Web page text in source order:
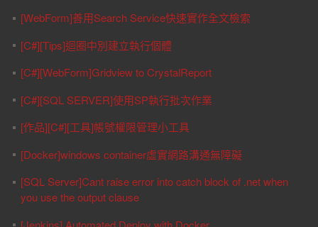
[WebForm]善用Search Service快速實作全文檢索
[C#][Tips]迴圈中別建立執行個體
[C#][WebForm]Gridview to CrystalReport
[C#][SQL SERVER]使用SP執行批次作業
[作品][C#][工具]帳號權限管理小工具
[Docker]windows container虛實網路溝通無障礙
[SQL Server]Cant raise error into catch block of .net when
you use the output clause